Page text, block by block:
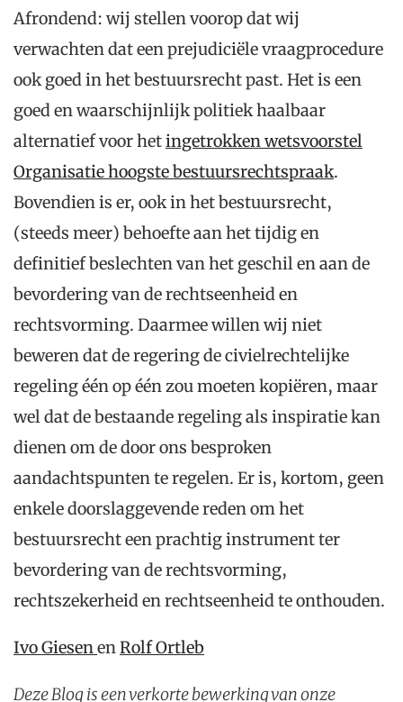
Afrondend: wij stellen voorop dat wij
verwachten dat een prejudiciële vraagprocedure
ook goed in het bestuursrecht past. Het is een
goed en waarschijnlijk politiek haalbaar
alternatief voor hetingetrokken wetsvoorstel
Organisatie hoogste bestuursrechtspraak.
Bovendien is er, ook in het bestuursrecht,
(steeds meer) behoefte aan het tijdig en
definitief beslechten van het geschil en aan de
bevordering van de rechtseenheid en
rechtsvorming. Daarmee willen wij niet
beweren dat de regering de civielrechtelijke
regeling één op één zou moeten kopiëren, maar
wel dat de bestaande regeling als inspiratie kan
dienen om de door ons besproken
aandachtspunten te regelen. Er is, kortom, geen
enkele doorslaggevende reden om het
bestuursrecht een prachtig instrument ter
bevordering van de rechtsvorming,
rechtszekerheid en rechtseenheid te onthouden.
Ivo Giesen en Rolf Ortleb
Deze Blog is een verkorte bewerking van onze